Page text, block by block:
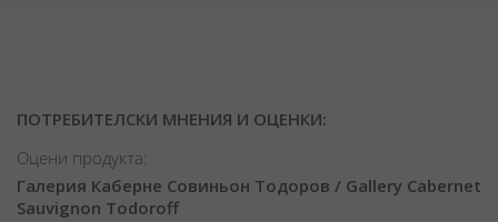
ПОТРЕБИТЕЛСКИ МНЕНИЯ И ОЦЕНКИ:
Оцени продукта:
Галерия Каберне Совиньон Тодоров / Gallery Cabernet
Sauvignon Todoroff